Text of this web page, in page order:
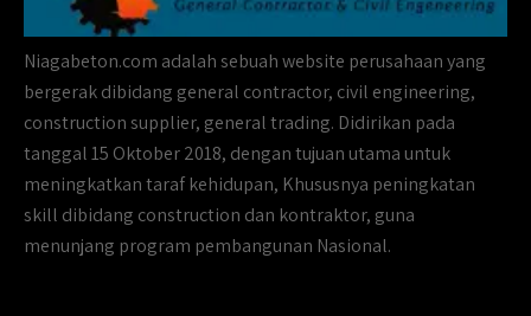
Niagabeton.com adalah sebuah website perusahaan yang
bergerak dibidang general contractor, civil engineering,
construction supplier, general trading. Didirikan pada
tanggal 15 Oktober 2018, dengan tujuan utama untuk
meningkatkan taraf kehidupan, Khususnya peningkatan
skill dibidang construction dan kontraktor, guna
menunjang program pembangunan Nasional.